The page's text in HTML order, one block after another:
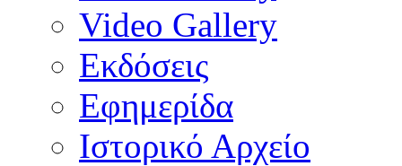
Video Gallery
Εκδόσεις
Εφημερίδα
Ιστορικό Αρχείο